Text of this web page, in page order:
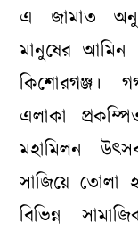
এ জামাত
মানুষের
কিশোরগঞ্জ।
এলাকা
মহামিলন
সাজিয়ে
বিভিন্ন